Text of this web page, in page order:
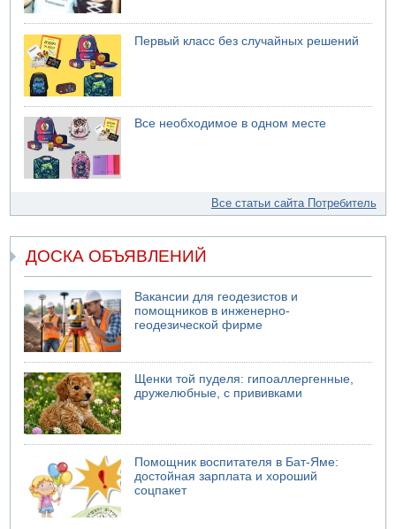
Первый класс без случайных решений
Все необходимое в одном месте
Все статьи сайта Потребитель
ДОСКА ОБЪЯВЛЕНИЙ
Вакансии для геодезистов и
помощников в инженерно-
геодезической фирме
Щенки той пуделя: гипоаллергенные,
дружелюбные, с прививками
Помощник воспитателя в Бат-Яме:
достойная зарплата и хороший
соцпакет